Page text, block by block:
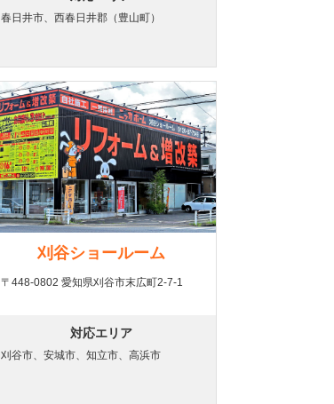
春日井市、西春日井郡（豊山町）
刈谷ショールーム
〒448-0802 愛知県刈谷市末広町2-7-1
対応エリア
刈谷市、安城市、知立市、高浜市